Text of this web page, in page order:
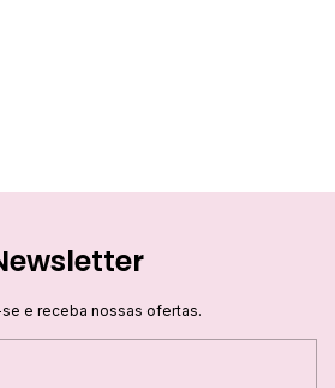
e receba nossas ofertas.